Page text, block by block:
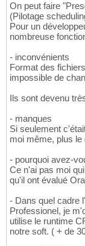
On peut faire
(Pilotage
Pour un
nombreuse
- inconvénients
Format des
impossible de
Ils sont devenu
- manques
Si seulement
moi même, plus le
- pourquoi avez-
Ce n'ai pas moi
qu'il ont évalué
- Dans quel cadre
Professionel, je
utilise le runtime
notre soft. ( + de